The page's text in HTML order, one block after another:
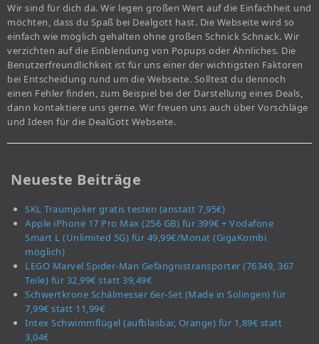
Wir sind für dich da. Wir legen großen Wert auf die Einfachheit und
möchten, dass du Spaß bei Dealgott hast. Die Webseite wird so
einfach wie möglich gehalten ohne großen Schnick Schnack. Wir
verzichten auf die Einblendung von Popups oder Ähnliches. Die
Benutzerfreundlichkeit ist für uns einer der wichtigsten Faktoren
bei Entscheidung rund um die Webseite. Solltest du dennoch
einen Fehler finden, zum Beispiel bei der Darstellung eines Deals,
dann kontaktiere uns gerne. Wir freuen uns auch über Vorschläge
und Ideen für die DealGott Webseite.
Neueste Beiträge
SKL Traumjoker gratis testen (anstatt 7,95€)
Apple iPhone 17 Pro Max (256 GB) für 399€ + Vodafone
Smart L (Unlimited 5G) für 49,99€/Monat (GigaKombi
möglich)
LEGO Marvel Spider-Man Gefängnistransporter (76349, 367
Teile) für 32,99€ statt 39,49€
Schwertkrone Schälmesser 6er-Set (Made in Solingen) für
7,99€ statt 11,99€
Intex Schwimmflügel (aufblasbar, Orange) für 1,89€ statt
3,04€